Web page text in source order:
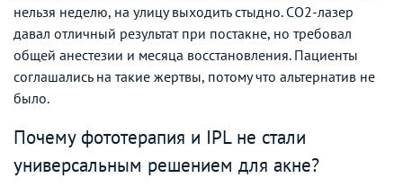
нельзя неделю, на улицу выходить стыдно. CO2-лазер
давал отличный результат при постакне, но требовал
общей анестезии и месяца восстановления. Пациенты
соглашались на такие жертвы, потому что альтернатив не
было.
Почему фототерапия и IPL не стали
универсальным решением для акне?